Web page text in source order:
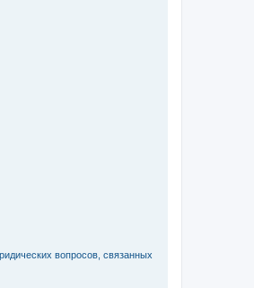
вопросов, связанных